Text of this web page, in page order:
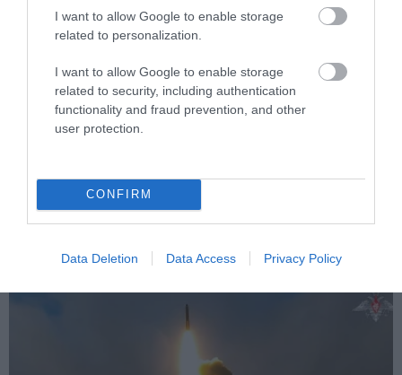
I want to allow Google to enable storage
related to personalization.
I want to allow Google to enable storage
related to security, including authentication
functionality and fraud prevention, and other
user protection.
CONFIRM
Data Deletion Data Access Privacy Policy
PRONEWS.GR /ΔΙΕΘΝΗΣ ΑΣΦΑΛΕΙΑ
Διοικητής συριακής μεραρχίας
«Απειλές κατά της Συρίας είναι σαν να
απειλούν εμάς»
06.08.2026 | 23:32